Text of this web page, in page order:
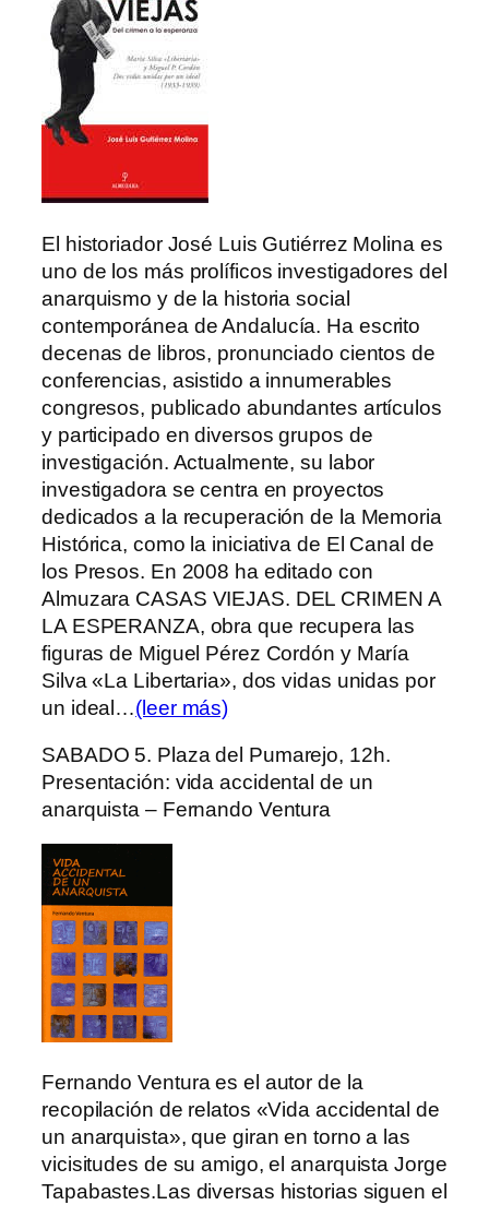
El historiador José Luis Gutiérrez Molina es
uno de los más prolíficos investigadores del
anarquismo y de la historia social
contemporánea de Andalucía. Ha escrito
decenas de libros, pronunciado cientos de
conferencias, asistido a innumerables
congresos, publicado abundantes artículos
y participado en diversos grupos de
investigación. Actualmente, su labor
investigadora se centra en proyectos
dedicados a la recuperación de la Memoria
Histórica, como la iniciativa de El Canal de
los Presos. En 2008 ha editado con
Almuzara CASAS VIEJAS. DEL CRIMEN A
LA ESPERANZA, obra que recupera las
figuras de Miguel Pérez Cordón y María
Silva «La Libertaria», dos vidas unidas por
un ideal…(leer más)
SABADO 5. Plaza del Pumarejo, 12h.
Presentación: vida accidental de un
anarquista – Fernando Ventura
Fernando Ventura es el autor de la
recopilación de relatos «Vida accidental de
un anarquista», que giran en torno a las
vicisitudes de su amigo, el anarquista Jorge
Tapabastes.Las diversas historias siguen el